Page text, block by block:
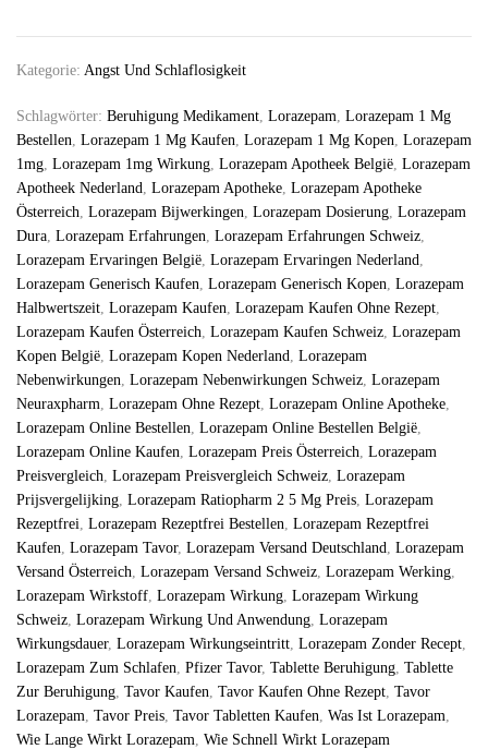
Kategorie: Angst Und Schlaflosigkeit
Schlagwörter: Beruhigung Medikament​, Lorazepam, Lorazepam 1 Mg
Bestellen, Lorazepam 1 Mg Kaufen, Lorazepam 1 Mg Kopen, Lorazepam
1mg, Lorazepam 1mg Wirkung, Lorazepam Apotheek België, Lorazepam
Apotheek Nederland, Lorazepam Apotheke, Lorazepam Apotheke
Österreich, Lorazepam Bijwerkingen, Lorazepam Dosierung, Lorazepam
Dura, Lorazepam Erfahrungen, Lorazepam Erfahrungen Schweiz,
Lorazepam Ervaringen België, Lorazepam Ervaringen Nederland,
Lorazepam Generisch Kaufen, Lorazepam Generisch Kopen, Lorazepam
Halbwertszeit, Lorazepam Kaufen, Lorazepam Kaufen Ohne Rezept,
Lorazepam Kaufen Österreich, Lorazepam Kaufen Schweiz, Lorazepam
Kopen België, Lorazepam Kopen Nederland, Lorazepam
Nebenwirkungen, Lorazepam Nebenwirkungen Schweiz, Lorazepam
Neuraxpharm, Lorazepam Ohne Rezept, Lorazepam Online Apotheke,
Lorazepam Online Bestellen, Lorazepam Online Bestellen België,
Lorazepam Online Kaufen, Lorazepam Preis Österreich, Lorazepam
Preisvergleich, Lorazepam Preisvergleich Schweiz, Lorazepam
Prijsvergelijking, Lorazepam Ratiopharm 2 5 Mg Preis​, Lorazepam
Rezeptfrei, Lorazepam Rezeptfrei Bestellen, Lorazepam Rezeptfrei
Kaufen, Lorazepam Tavor, Lorazepam Versand Deutschland, Lorazepam
Versand Österreich, Lorazepam Versand Schweiz, Lorazepam Werking,
Lorazepam Wirkstoff, Lorazepam Wirkung, Lorazepam Wirkung
Schweiz, Lorazepam Wirkung Und Anwendung, Lorazepam
Wirkungsdauer, Lorazepam Wirkungseintritt, Lorazepam Zonder Recept,
Lorazepam Zum Schlafen, Pfizer Tavor​, Tablette Beruhigung​, Tablette
Zur Beruhigung​, Tavor Kaufen​, Tavor Kaufen Ohne Rezept​, Tavor
Lorazepam, Tavor Preis​, Tavor Tabletten Kaufen​, Was Ist Lorazepam,
Wie Lange Wirkt Lorazepam, Wie Schnell Wirkt Lorazepam